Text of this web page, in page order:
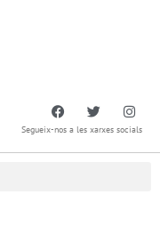
Segueix-nos a les xarxes socials